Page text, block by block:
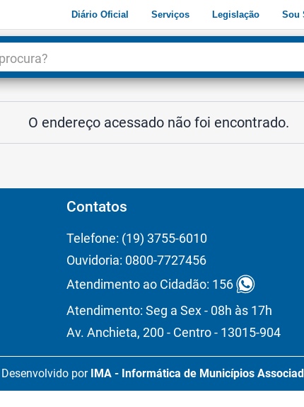
Diário Oficial Serviços Legislação Sou
O endereço acessado não foi encontrado.
Contatos
Telefone: (19) 3755-6010
Ouvidoria: 0800-7727456
Atendimento ao Cidadão: 156
Atendimento: Seg a Sex - 08h às 17h
Av. Anchieta, 200 - Centro - 13015-904
Desenvolvido por IMA - Informática de Municípios